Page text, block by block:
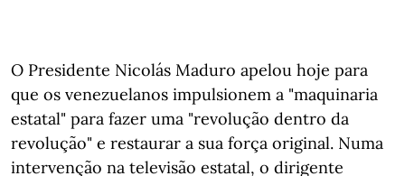
O Presidente Nicolás Maduro apelou hoje para
que os venezuelanos impulsionem a "maquinaria
estatal" para fazer uma "revolução dentro da
revolução" e restaurar a sua força original. Numa
intervenção na televisão estatal, o dirigente